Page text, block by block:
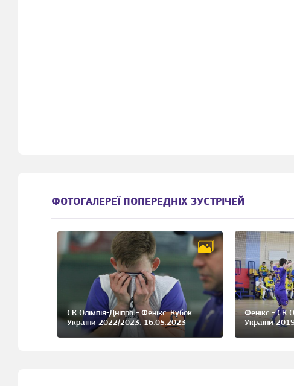
ФОТОГАЛЕРЕЇ ПОПЕРЕДНІХ ЗУСТРІЧЕЙ
СК Олімпія-Дніпро - Фенікс. Кубок
України 2022/2023. 16.05.2023
Фенікс - СК
України